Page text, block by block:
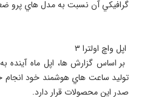
بر اساس گزارش ها، اپل ماه